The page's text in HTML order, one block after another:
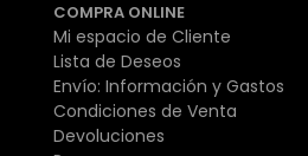
COMPRA ONLINE
Mi espacio de Cliente
Lista de Deseos
Envío: Información y Gastos
Condiciones de Venta
Devoluciones